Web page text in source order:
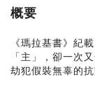
概要
《瑪拉基書》紀
「主」，卻一次
劫犯假裝無辜的抗